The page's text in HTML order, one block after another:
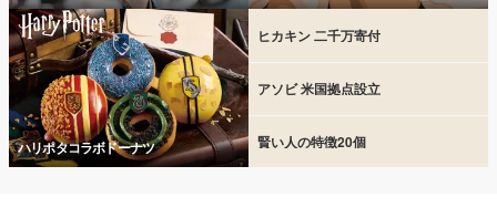
ハリポタコラボドーナツ
ヒカキン 二千万寄付
アソビ 米国拠点設立
賢い人の特徴20個